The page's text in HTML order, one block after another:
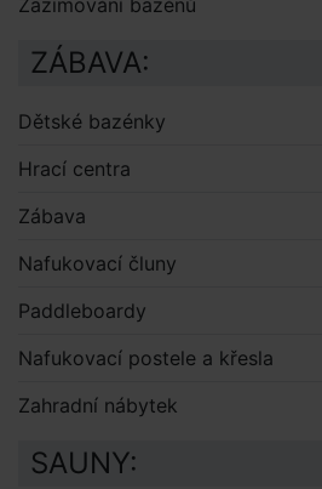
Zazimování bazénů
ZÁBAVA:
Dětské bazénky
Hrací centra
Zábava
Nafukovací čluny
Paddleboardy
Nafukovací postele a křesla
Zahradní nábytek
SAUNY: